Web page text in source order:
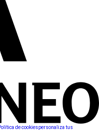
de cookiespersonaliza tus